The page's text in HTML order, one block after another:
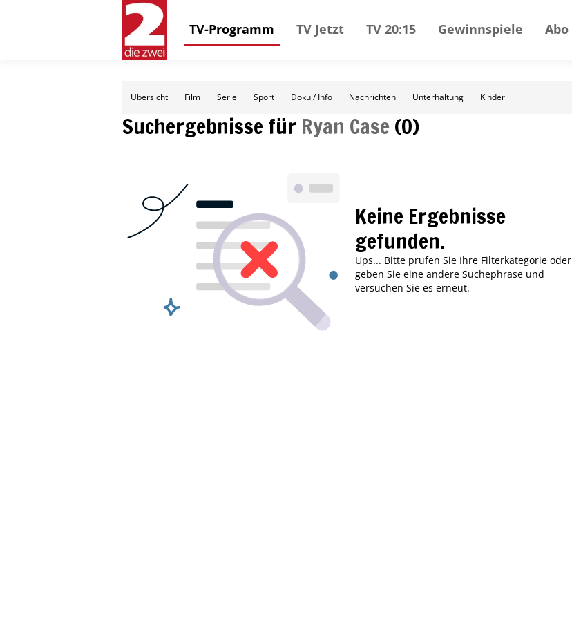
TV-Programm TV Jetzt TV 20:15 Gewinnspiele Abo
Übersicht Film Serie Sport Doku / Info Nachrichten Unterhaltung Kinder
Suchergebnisse für Ryan Case(0)
Keine Ergebnisse
gefunden.
Ups... Bitte prufen Sie Ihre Filterkategorie oder
geben Sie eine andere Suchephrase und
versuchen Sie es erneut.